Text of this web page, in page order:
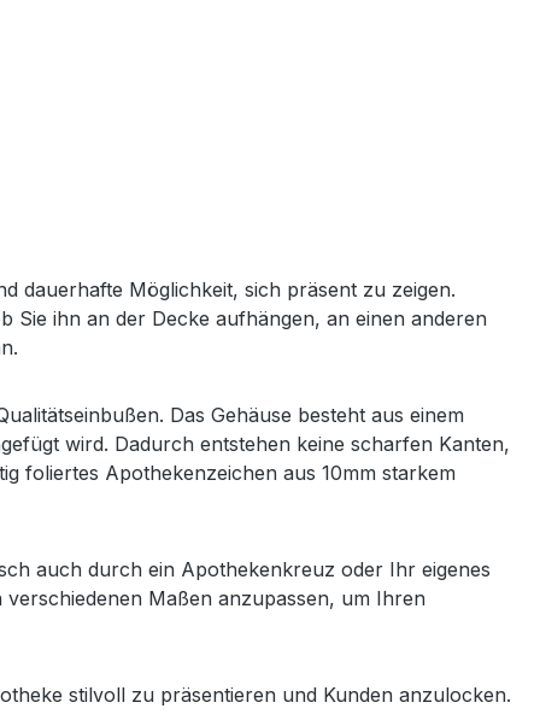
dauerhafte Möglichkeit, sich präsent zu zeigen.
Sie ihn an der Decke aufhängen, an einen anderen
Das Gehäuse besteht aus einem
wird. Dadurch entstehen keine scharfen Kanten,
foliertes Apothekenzeichen aus 10mm starkem
auch durch ein Apothekenkreuz oder Ihr eigenes
Maßen anzupassen, um Ihren
stilvoll zu präsentieren und Kunden anzulocken.